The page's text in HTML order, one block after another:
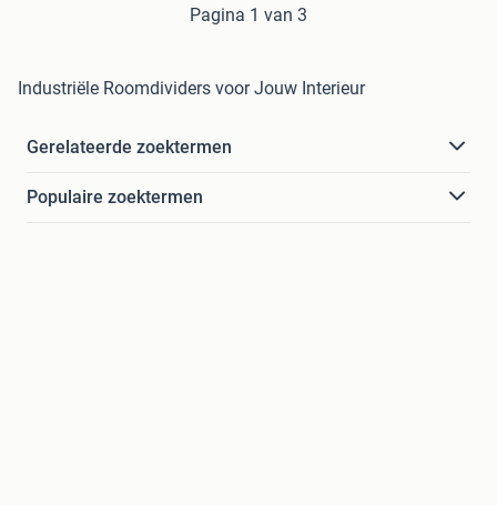
Pagina 1 van 3
Industriële Roomdividers voor Jouw Interieur
Gerelateerde zoektermen
Populaire zoektermen